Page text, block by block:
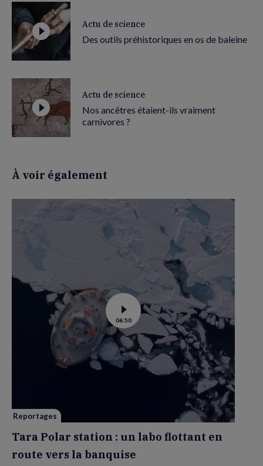
Actu de science
Des outils préhistoriques en os de baleine
Actu de science
Nos ancêtres étaient-ils vraiment
carnivores ?
À voir également
Voir
la
vidéo
de
Tara
Polar
station
:
la
06:50
Reportages
Tara Polar station : un labo flottant en
route vers la banquise